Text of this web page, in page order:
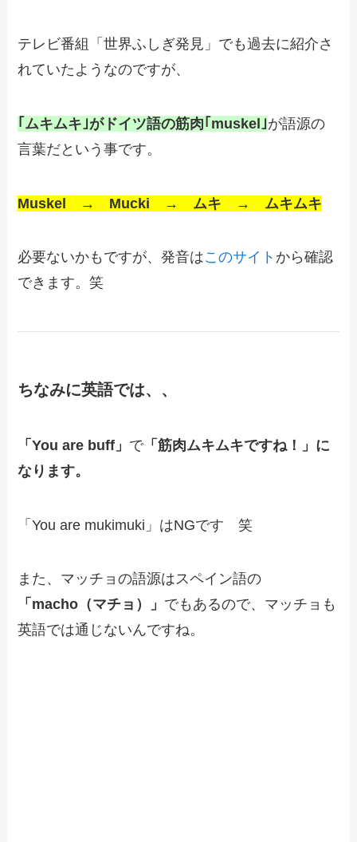
テレビ番組「世界ふしぎ発見」でも過去に紹介さ
れていたようなのですが、
｢ムキムキ｣がドイツ語の筋肉｢muskel｣が語源の
言葉だという事です。
Muskel → Mucki → ムキ → ムキムキ
必要ないかもですが、発音はこのサイト から確認
できます。笑
ちなみに英語では、、
「You are buff」 で「筋肉ムキムキですね！」に
なります。
「You are mukimuki」はNGです 笑
また、マッチョの語源はスペイン語の
「macho（マチョ）」 でもあるので、マッチョも
英語では通じないんですね。